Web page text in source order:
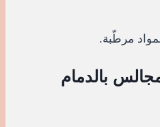
مرطّبة.
بالدمام